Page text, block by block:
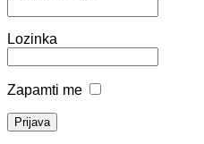
Lozinka
Zapamti me